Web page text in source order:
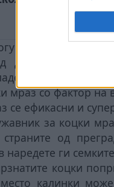
течности, дури и
да подготвиме
но и
мраз со фактор
се ефикасни и
за коцки
од
наредете ги
коцки
калинки